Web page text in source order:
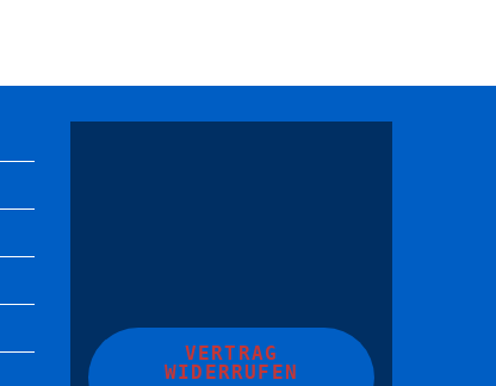
VERTRAG
WIDERRUFEN